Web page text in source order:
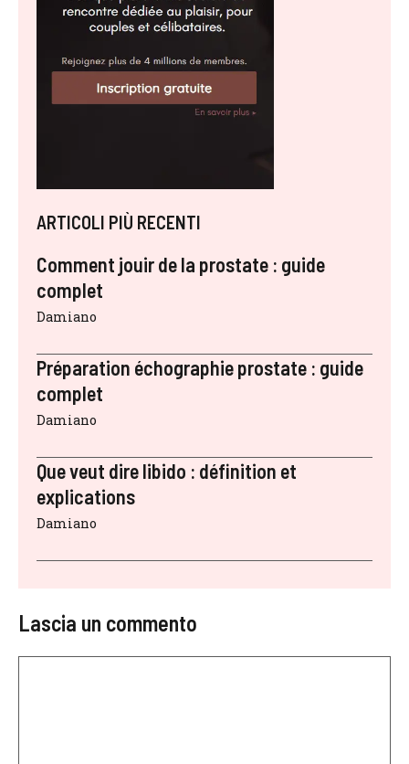
ARTICOLI PIÙ RECENTI
Comment jouir de la prostate : guide
complet
Damiano
Préparation échographie prostate : guide
complet
Damiano
Que veut dire libido : définition et
explications
Damiano
Lascia un commento